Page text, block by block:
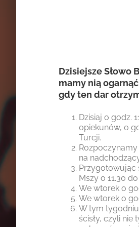
Dzisiejsze Słowo
mamy nią
gdy ten dar
Dzisiaj o godz.
opiekunów, o
Turcji.
na
Przygotowując
Mszy o 11.30
We wtorek o
We wtorek o
W tym
ścisły, czyli